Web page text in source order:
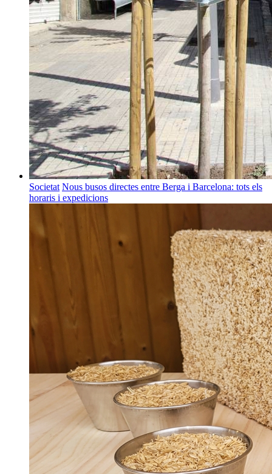
Societat Nous busos directes entre Berga i Barcelona: tots els
horaris i expedicions